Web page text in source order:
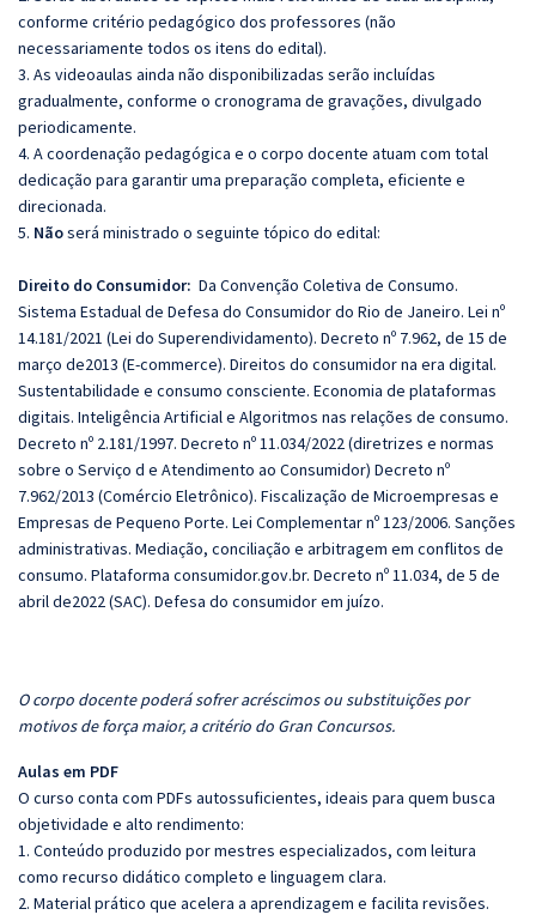
conforme critério pedagógico dos professores (não
necessariamente todos os itens do edital).
3. As videoaulas ainda não disponibilizadas serão incluídas
gradualmente, conforme o cronograma de gravações, divulgado
periodicamente.
4. A coordenação pedagógica e o corpo docente atuam com total
dedicação para garantir uma preparação completa, eficiente e
direcionada.
5. Nãoserá ministrado o seguinte tópico do edital:
Direito do Consumidor: Da Convenção Coletiva de Consumo.
Sistema Estadual de Defesa do Consumidor do Rio de Janeiro. Lei nº
14.181/2021 (Lei do Superendividamento). Decreto nº 7.962, de 15 de
março de2013 (E-commerce). Direitos do consumidor na era digital.
Sustentabilidade e consumo consciente. Economia de plataformas
digitais. Inteligência Artificial e Algoritmos nas relações de consumo.
Decreto nº 2.181/1997. Decreto nº 11.034/2022 (diretrizes e normas
sobre o Serviço d e Atendimento ao Consumidor) Decreto nº
7.962/2013 (Comércio Eletrônico). Fiscalização de Microempresas e
Empresas de Pequeno Porte. Lei Complementar nº 123/2006. Sanções
administrativas. Mediação, conciliação e arbitragem em conflitos de
consumo. Plataforma consumidor.gov.br. Decreto nº 11.034, de 5 de
abril de2022 (SAC). Defesa do consumidor em juízo.
O corpo docente poderá sofrer acréscimos ou substituições por
motivos de força maior, a critério do Gran Concursos.
Aulas em PDF
O curso conta com PDFs autossuficientes, ideais para quem busca
objetividade e alto rendimento:
1. Conteúdo produzido por mestres especializados, com leitura
como recurso didático completo e linguagem clara.
2. Material prático que acelera a aprendizagem e facilita revisões.